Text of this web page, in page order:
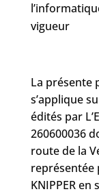
vigueur
La présente
s’applique
édités par
260600036
route de la
représentée
KNIPPER